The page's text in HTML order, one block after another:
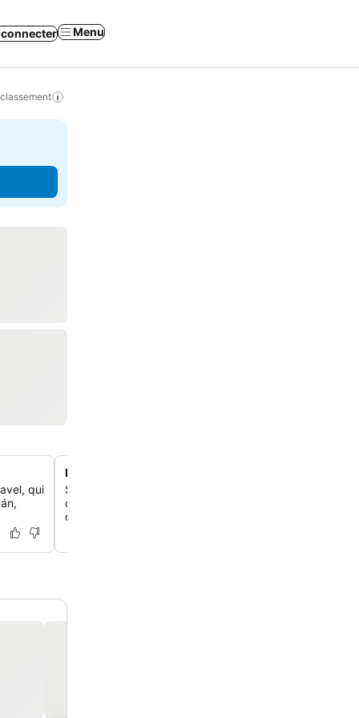
connecter Menu
qui
Petit-déjeuner buffet traditionnel d'Oaxaca
Savoure les saveurs locales authentiques, notamment
d'Oaxaca, les chilaquiles frais et le mole régional servis
dans la salle à manger.